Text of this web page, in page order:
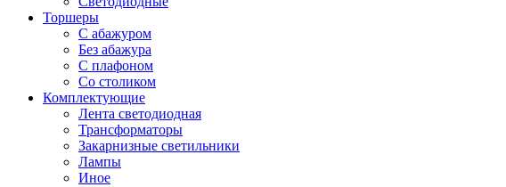
Торшеры
С абажуром
Без абажура
С плафоном
Со столиком
Комплектующие
Лента светодиодная
Трансформаторы
Закарнизные светильники
Лампы
Иное